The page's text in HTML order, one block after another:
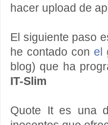
hacer upload de
El siguiente paso
he contado con el
blog) que ha
IT-Slim
Quote It es una